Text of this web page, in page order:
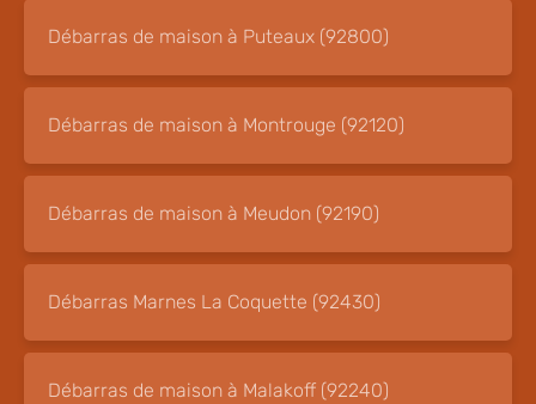
Débarras de maison à Puteaux (92800)
Débarras de maison à Montrouge (92120)
Débarras de maison à Meudon (92190)
Débarras Marnes La Coquette (92430)
Débarras de maison à Malakoff (92240)